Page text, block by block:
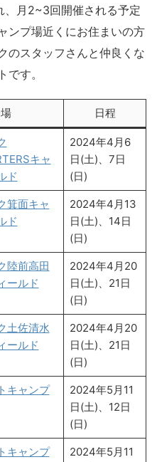
、月2~3回開催される予定
ンプ場近くにお住まいの方
のスタッフさんと仲良くな
です。
日程
キャ
ド
2024年4月6
日(土)、7日
(日)
箕面キャ
ド
2024年4月13
日(土)、14日
(日)
陸前高田
ールド
2024年4月20
日(土)、21日
(日)
土佐清水
ールド
2024年4月20
日(土)、21日
(日)
キャンプ
2024年5月11
日(土)、12日
(日)
キャンプ
2024年5月11